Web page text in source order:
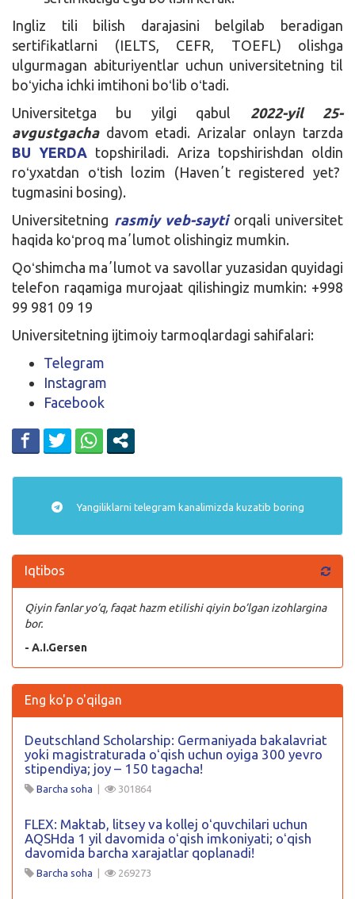
Ingliz tili bilish darajasini belgilab beradigan
sertifikatlarni (IELTS, CEFR, TOEFL) olishga
ulgurmagan abituriyentlar uchun universitetning til
boʻyicha ichki imtihoni boʻlib oʻtadi.
Universitetga bu yilgi qabul
2022-yil 25-
avgustgachadavom etadi. Arizalar onlayn tarzda
BU YERDA topshiriladi. Ariza topshirishdan oldin
roʻyxatdan oʻtish lozim (Havenʼt registered yet?
tugmasini bosing).
Universitetning rasmiy veb-saytiorqali universitet
haqida koʻproq maʼlumot olishingiz mumkin.
Qoʻshimcha maʼlumot va savollar yuzasidan quyidagi
telefon raqamiga murojaat qilishingiz mumkin: +998
99 981 09 19
Universitetning ijtimoiy tarmoqlardagi sahifalari:
Telegram
Instagram
Facebook
Yangiliklarni telegram kanalimizda kuzatib boring
Iqtibos
Qiyin fanlar yo’q, faqat hazm etilishi qiyin bo’lgan izohlargina
bor.
- A.I.Gersen
Eng ko'p o'qilgan
Deutschland Scholarship: Germaniyada bakalavriat
yoki magistraturada oʻqish uchun oyiga 300 yevro
stipendiya; joy – 150 tagacha!
Barcha soha | 301864
FLEX: Maktab, litsey va kollej oʻquvchilari uchun
AQSHda 1 yil davomida oʻqish imkoniyati; oʻqish
davomida barcha xarajatlar qoplanadi!
Barcha soha | 269273